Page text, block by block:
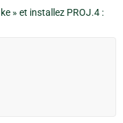
» et installez PROJ.4 :